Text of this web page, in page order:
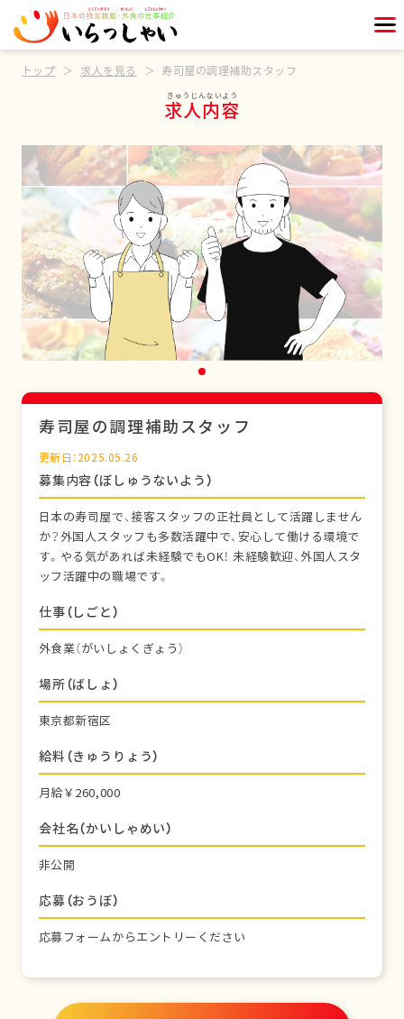
トップ 求人を見る 寿司屋の調理補助スタッフ
求人内容
寿司屋の調理補助スタッフ
更新日：2025.05.26
募集内容（ぼしゅうないよう）
日本の寿司屋で、接客スタッフの正社員として活躍しません
か？外国人スタッフも多数活躍中で、安心して働ける環境で
す。やる気があれば未経験でもOK！ 未経験歓迎、外国人スタ
ッフ活躍中の職場です。
仕事（しごと）
外食業（がいしょくぎょう）
場所（ばしょ）
東京都新宿区
給料（きゅうりょう）
月給￥260,000
会社名（かいしゃめい）
非公開
応募（おうぼ）
応募フォームからエントリーください